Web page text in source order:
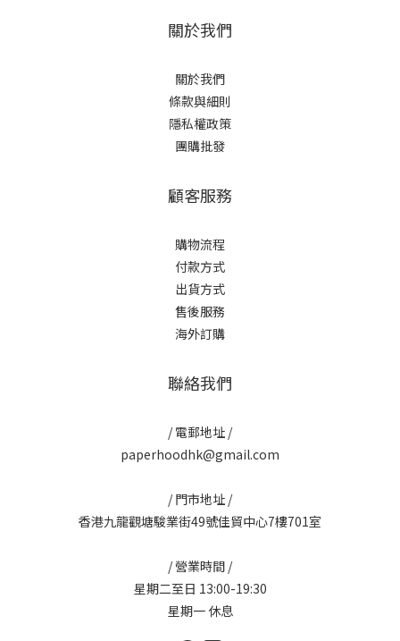
關於我們
關於我們
條款與細則
隱私權政策
團購批發
顧客服務
購物流程
付款方式
出貨方式
售後服務
海外訂購
聯絡我們
/ 電郵地址 /
paperhoodhk@gmail.com
/ 門市地址 /
香港九龍觀塘駿業街49號佳貿中心7樓701室
/ 營業時間 /
星期二至日 13:00-19:30
星期一 休息